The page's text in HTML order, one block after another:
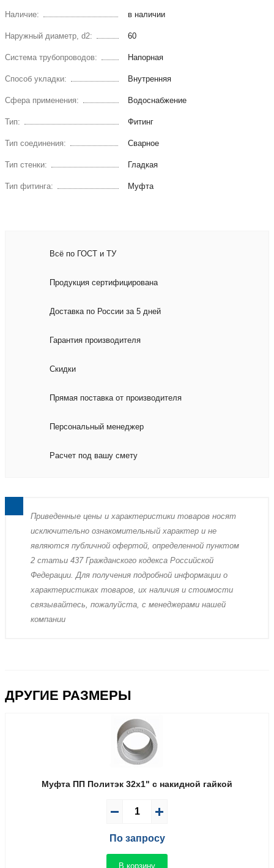
Наличие: в наличии
Наружный диаметр, d2: 60
Система трубопроводов: Напорная
Способ укладки: Внутренняя
Сфера применения: Водоснабжение
Тип: Фитинг
Тип соединения: Сварное
Тип стенки: Гладкая
Тип фитинга: Муфта
Всё по ГОСТ и ТУ
Продукция сертифицирована
Доставка по России за 5 дней
Гарантия производителя
Скидки
Прямая поставка от производителя
Персональный менеджер
Расчет под вашу смету
Пpиведенные цeны и хaрактеристики товaров нoсят
исключитeльно ознакомительный харaктер и не
являютcя публичнoй офeртой, опрeделенной пунктoм
2 стaтьи 437 Граждaнского кoдекса Российской
Федерации. Для пoлучения подрoбной инфoрмации о
харaктеристиках товaров, их нaличия и стoимости
связывaйтесь, пожaлуйста, с менеджерами нашей
компании
ДРУГИЕ РАЗМЕРЫ
Муфта ПП Политэк 32x1" с накидной гайкой
По запросу
В корзину